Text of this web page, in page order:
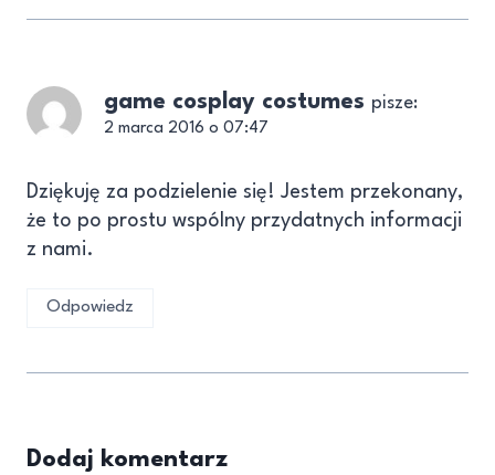
game cosplay costumes pisze:
2 marca 2016 o 07:47
Dziękuję za podzielenie się! Jestem przekonany,
że to po prostu wspólny przydatnych informacji
z nami.
Odpowiedz
Dodaj komentarz